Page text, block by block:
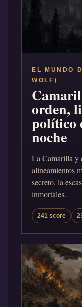
EL MUNDO
WOLF)
orden,
político
noche
La Camarilla y
alineamientos
secreto, la
inmortales.
241 score